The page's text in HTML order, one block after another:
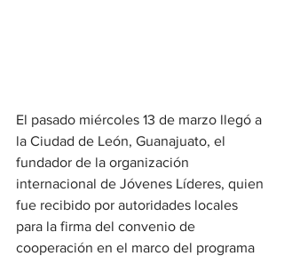
El pasado miércoles 13 de marzo llegó a
la Ciudad de León, Guanajuato, el
fundador de la organización
internacional de Jóvenes Líderes, quien
fue recibido por autoridades locales
para la firma del convenio de
cooperación en el marco del programa